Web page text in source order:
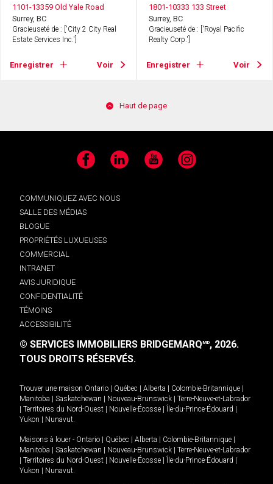
1101-13359 Old Yale Road
Surrey, BC
Gracieuseté de : ['City 2 City Real
Estate Services Inc.']
Enregistrer Voir
1801-10333 133 Street
Surrey, BC
Gracieuseté de : ['Royal Pacific
Realty Corp.']
Enregistrer Voir
Haut de page
Facebook LinkedIn YouTube Instagram
COMMUNIQUEZ AVEC NOUS
SALLE DES MÉDIAS
BLOGUE
PROPRIÉTÉS LUXUEUSES
COMMERCIAL
INTRANET
AVIS JURIDIQUE
CONFIDENTIALITÉ
TÉMOINS
ACCESSIBILITÉ
© SERVICES IMMOBILIERS BRIDGEMARQMD, 2026.
TOUS DROITS RÉSERVÉS.
Trouver une maison Ontario Québec Alberta Colombie-Britannique
Manitoba
Saskatchewan Nouveau-Brunswick
Terre-Neuve-et-Labrador
Territoires du Nord-Ouest Nouvelle-Écosse Île-du-Prince-Édouard
Yukon
Nunavut.
Maisons à louer - Ontario Québec Alberta Colombie-Britannique
Manitoba
Saskatchewan Nouveau-Brunswick
Terre-Neuve-et-Labrador
Territoires du Nord-Ouest Nouvelle-Écosse Île-du-Prince-Édouard
Yukon
Nunavut.